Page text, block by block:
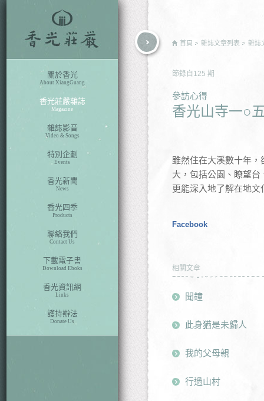
關於香光
About XiangGuang
香光莊嚴雜誌
Magazine
雜誌影音
Video & Songs
特別企劃
Events
香光新聞
News
香光四季
Products
聯絡我們
Contact Us
下載電子書
Download Eboks
香光資訊網
Links
護持辦法
Donate Us
首頁 雜誌文章列表 雜誌
節錄自 125 期
參訪心得
香光山寺一○
雖然住在大溪數十年
大，包括公園、瞭望
更能深入地了解在地
Facebook
相關文章
聞鐘
此身猶是未歸人
我的父母親
行過山村